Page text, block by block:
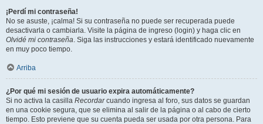
¡Perdí mi contraseña!
No se asuste, ¡calma! Si su contraseña no puede ser recuperada puede
desactivarla o cambiarla. Visite la página de ingreso (login) y haga clic en
Olvidé mi contraseña. Siga las instrucciones y estará identificado nuevamente
en muy poco tiempo.
Arriba
¿Por qué mi sesión de usuario expira automáticamente?
Si no activa la casilla Recordarcuando ingresa al foro, sus datos se guardan
en una cookie segura, que se elimina al salir de la página o al cabo de cierto
tiempo. Esto previene que su cuenta pueda ser usada por otra persona. Para